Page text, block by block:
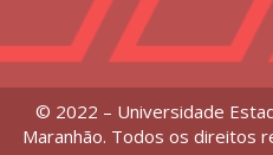
© 2022 – Universidade
Maranhão. Todos os direitos